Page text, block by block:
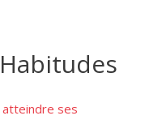
ses